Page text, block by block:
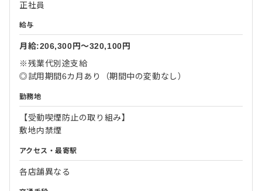
正社員
給与
月給:206,300円〜320,100円
※残業代別途支給
◎試用期間6カ月あり（期間中の変動なし）
勤務地
【受動喫煙防止の取り組み】
敷地内禁煙
アクセス・最寄駅
各店舗異なる